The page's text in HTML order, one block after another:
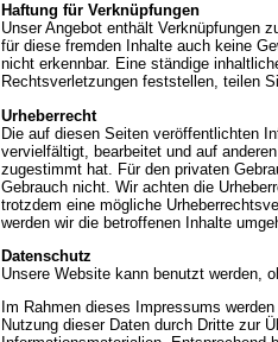
Haftung für Verknüpfungen
Unser Angebot enthält Verknüpfungen
für diese fremden Inhalte auch keine
nicht erkennbar. Eine ständige
Rechtsverletzungen feststellen, teilen
Urheberrecht
Die auf diesen Seiten veröffentlichten
vervielfältigt, bearbeitet und auf
zugestimmt hat. Für den privaten
Gebrauch nicht. Wir achten die
trotzdem eine mögliche
werden wir die betroffenen Inhalte
Datenschutz
Unsere Website kann benutzt werden,
Im Rahmen dieses Impressums
Nutzung dieser Daten durch Dritte zur